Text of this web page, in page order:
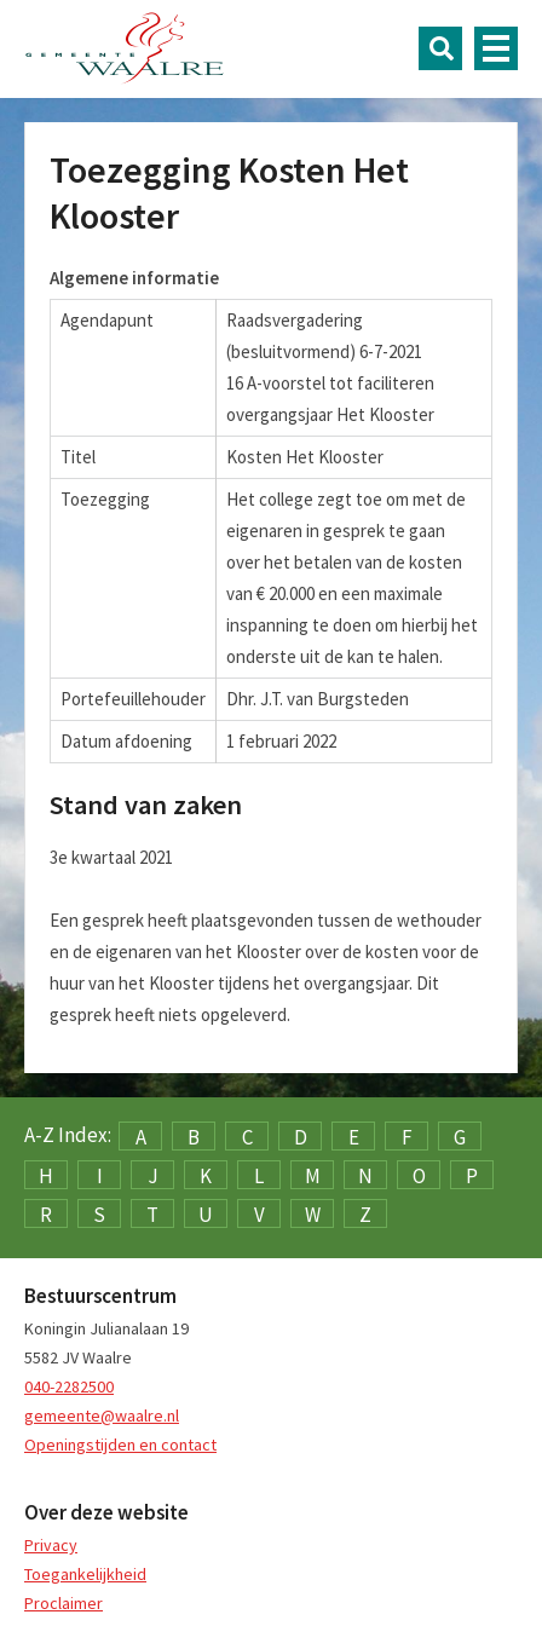
Toezegging Kosten Het
Klooster
Algemene informatie
Agendapunt
Raadsvergadering
(besluitvormend) 6-7-2021
16 A-voorstel tot faciliteren
overgangsjaar Het Klooster
Titel
Kosten Het Klooster
Toezegging
Het college zegt toe om met de
eigenaren in gesprek te gaan
over het betalen van de kosten
van € 20.000 en een maximale
inspanning te doen om hierbij het
onderste uit de kan te halen.
Portefeuillehouder
Dhr. J.T. van Burgsteden
Datum afdoening
1 februari 2022
Stand van zaken
3e kwartaal 2021
Een gesprek heeft plaatsgevonden tussen de wethouder
en de eigenaren van het Klooster over de kosten voor de
huur van het Klooster tijdens het overgangsjaar. Dit
gesprek heeft niets opgeleverd.
A-Z Index: A B C D E F
G
H
I J K L M N O
P
R
S T U V W Z
Bestuurscentrum
Koningin Julianalaan 19
5582 JV Waalre
040-2282500
gemeente@waalre.nl
Openingstijden en contact
Over deze website
Privacy
Toegankelijkheid
Proclaimer